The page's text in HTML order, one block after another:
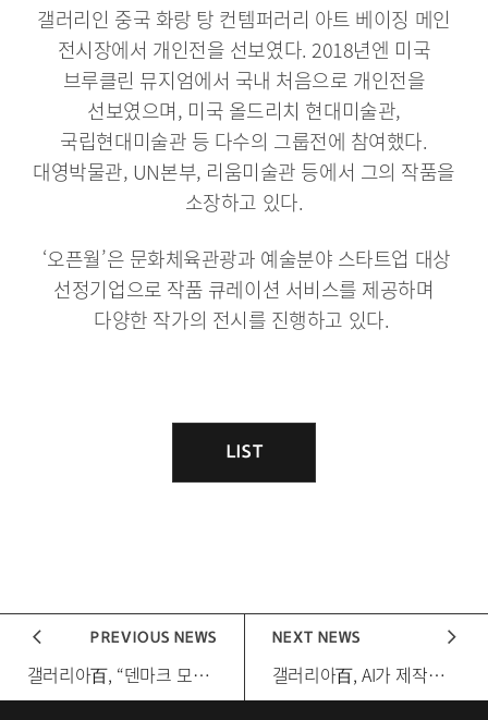
갤러리인 중국 화랑 탕 컨템퍼러리 아트 베이징 메인
전시장에서 개인전을 선보였다. 2018년엔 미국
브루클린 뮤지엄에서 국내 처음으로 개인전을
선보였으며, 미국 올드리치 현대미술관,
국립현대미술관 등 다수의 그룹전에 참여했다.
대영박물관, UN본부, 리움미술관 등에서 그의 작품을
소장하고 있다.
‘오픈월’은 문화체육관광과 예술분야 스타트업 대상
선정기업으로 작품 큐레이션 서비스를 제공하며
다양한 작가의 전시를 진행하고 있다.
LIST목
PREVIOUS NEWS
[다음 게시물]
갤러리아百, “덴마크 모듈 가구로 집꾸미기 하세요!”
NEXT NEWS
[다음 게시물]
갤러리아百, AI가 제작한 고메이494 CM송 가사를 맞춰보세요